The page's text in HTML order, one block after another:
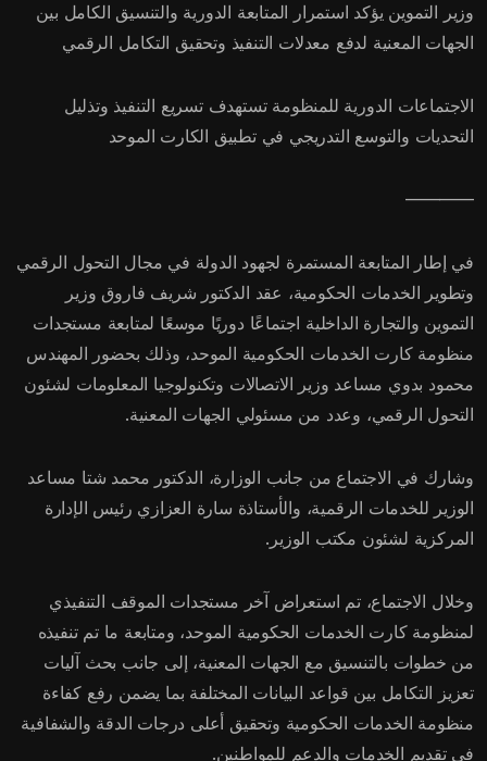
وزير التموين يؤكد استمرار المتابعة الدورية والتنسيق الكامل بين
الجهات المعنية لدفع معدلات التنفيذ وتحقيق التكامل الرقمي
الاجتماعات الدورية للمنظومة تستهدف تسريع التنفيذ وتذليل
التحديات والتوسع التدريجي في تطبيق الكارت الموحد
————
في إطار المتابعة المستمرة لجهود الدولة في مجال التحول الرقمي
وتطوير الخدمات الحكومية، عقد الدكتور شريف فاروق وزير
التموين والتجارة الداخلية اجتماعًا دوريًا موسعًا لمتابعة مستجدات
منظومة كارت الخدمات الحكومية الموحد، وذلك بحضور المهندس
محمود بدوي مساعد وزير الاتصالات وتكنولوجيا المعلومات لشئون
التحول الرقمي، وعدد من مسئولي الجهات المعنية.
وشارك في الاجتماع من جانب الوزارة، الدكتور محمد شتا مساعد
الوزير للخدمات الرقمية، والأستاذة سارة العزازي رئيس الإدارة
المركزية لشئون مكتب الوزير.
وخلال الاجتماع، تم استعراض آخر مستجدات الموقف التنفيذي
لمنظومة كارت الخدمات الحكومية الموحد، ومتابعة ما تم تنفيذه
من خطوات بالتنسيق مع الجهات المعنية، إلى جانب بحث آليات
تعزيز التكامل بين قواعد البيانات المختلفة بما يضمن رفع كفاءة
منظومة الخدمات الحكومية وتحقيق أعلى درجات الدقة والشفافية
في تقديم الخدمات والدعم للمواطنين.